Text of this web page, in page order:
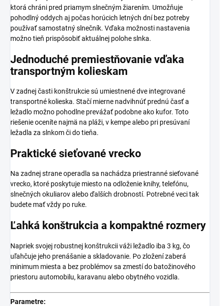
ktorá chráni pred priamym slnečným žiarením. Umožňuje
pohodlný oddych aj počas horúcich letných dní bez potreby
používať samostatný slnečník. Vďaka možnosti nastavenia
možno tieň prispôsobiť aktuálnej polohe slnka.
Jednoduché premiestňovanie vďaka
transportným kolieskam
V zadnej časti konštrukcie sú umiestnené dve integrované
transportné kolieska. Stačí mierne nadvihnúť prednú časť a
ležadlo možno pohodlne prevážať podobne ako kufor. Toto
riešenie oceníte najmä na pláži, v kempe alebo pri presúvaní
ležadla za slnkom či do tieňa.
Praktické sieťované vrecko
Na zadnej strane operadla sa nachádza priestranné sieťované
vrecko, ktoré poskytuje miesto na odloženie knihy, telefónu,
slnečných okuliarov alebo ďalších drobností. Potrebné veci tak
budete mať vždy po ruke.
Ľahká konštrukcia a kompaktné rozmery
Napriek svojej robustnej konštrukcii váži ležadlo iba 3 kg, čo
uľahčuje jeho prenášanie a skladovanie. Po zložení zaberá
minimum miesta a bez problémov sa zmestí do batožinového
priestoru automobilu, karavanu alebo obytného vozidla.
Parametre: